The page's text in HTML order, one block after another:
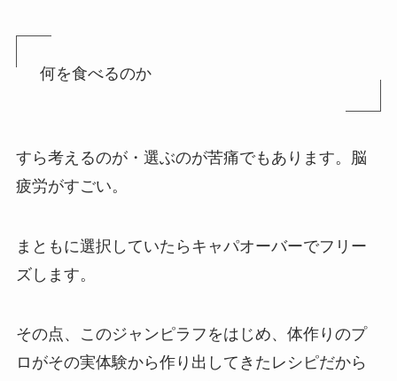
何を食べるのか
すら考えるのが・選ぶのが苦痛でもあります。脳
疲労がすごい。
まともに選択していたらキャパオーバーでフリー
ズします。
その点、このジャンピラフをはじめ、体作りのプ
ロがその実体験から作り出してきたレシピだから